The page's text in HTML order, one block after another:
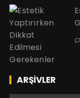
ARŞIVLER